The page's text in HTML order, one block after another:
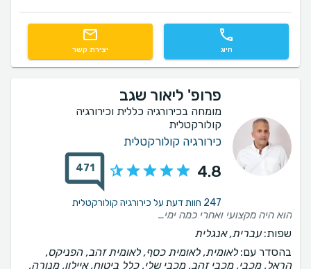
חיוג יצירת קשר
פרופ' ליאור שגב
מומחה בכירורגיה כללית וכירורגיה
קולורקטלית
כירורגיה קולורקטלית
4.8
471
247 חוות דעת על כירורגיה קולורקטלית
הוא היה מקצועי ואחרי כמה ימים הטיפול עזר.
שפות:עברית, אנגלית
בהסדר עם:לאומית, לאומית כסף, לאומית זהב, הפניקס,
הראל, מכבי, מכבי זהב, מכבי שלי, כלל ביטוח, איילון, מנורה,